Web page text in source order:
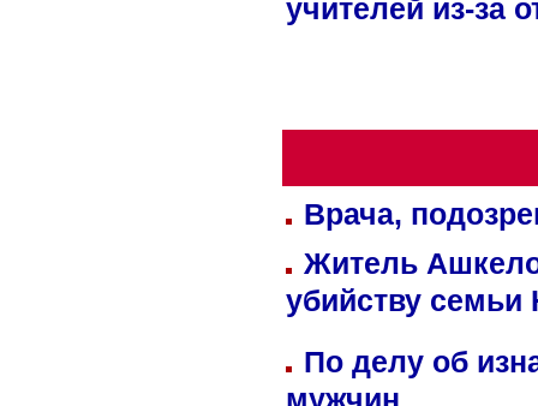
учителей из-за
Врача,
Житель
убийству семьи
По делу об